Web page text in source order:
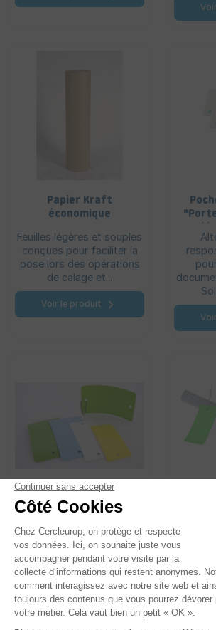
Papier Kraft
économique
Feuilles légères et souples
conçues pour faciliter la
pose lors des opérations
de calage et...
Voir le produit
Etiquettes
Les étiquettes plastiques
en PVC sont conseillées
pour les produits stockés
en extérieur ou en...
Voir le produit